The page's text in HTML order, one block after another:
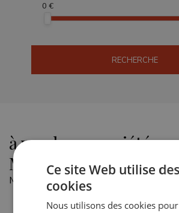
0 €
RECHERCHE
à vendre propriétés
Manilva
Montrer 1 propriété à vendre en
Les plus récents
Prix asc.
Ce site Web utilise
cookies
Nous utilisons des cookies pour